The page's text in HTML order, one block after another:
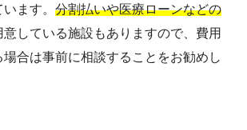
ます。 分割払いや医療ローンなどの
意している施設もありますので、費用
合は事前に相談することをお勧めし